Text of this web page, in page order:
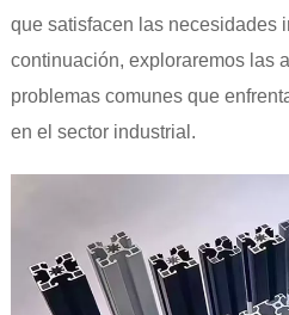
que satisfacen las necesidades
continuación, exploraremos las
problemas comunes que
en el sector industrial.